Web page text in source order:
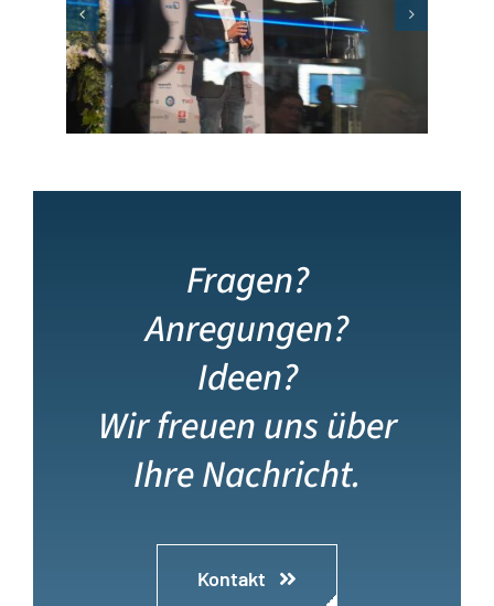
Fragen?
Anregungen?
Ideen?
Wir freuen uns über
Ihre Nachricht.
Kontakt